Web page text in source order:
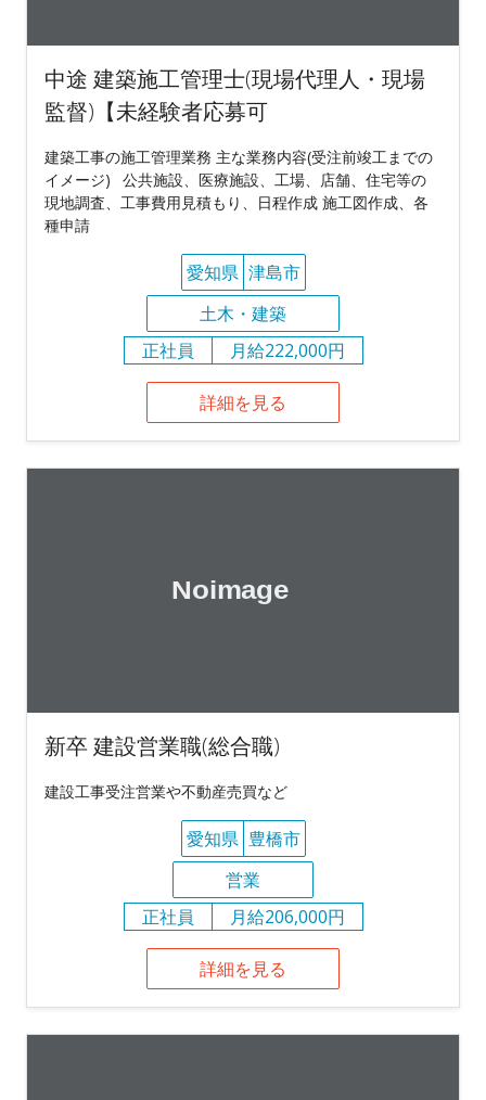
中途 建築施工管理士(現場代理人・現場
監督)【未経験者応募可
建築工事の施工管理業務 主な業務内容(受注前竣工までの
イメージ) 公共施設、医療施設、工場、店舗、住宅等の
現地調査、工事費用見積もり、日程作成 施工図作成、各
種申請
愛知県 津島市
土木・建築
正社員
月給222,000円
詳細を見る
新卒 建設営業職(総合職)
建設工事受注営業や不動産売買など
愛知県 豊橋市
営業
正社員
月給206,000円
詳細を見る